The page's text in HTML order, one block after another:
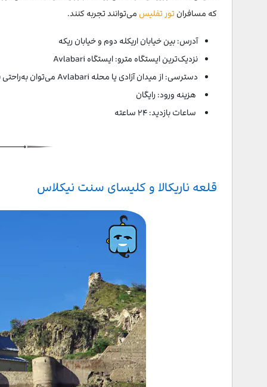
که مسافران تور تفلیس می‌توانند تجربه کنند.
آدرس: بین خیابان اریکله دوم و خیابان ریکه
نزدیک‌ترین ایستگاه مترو: ایستگاه Avlabari
دسترسی: از میدان آزادی یا محله Avlabari می‌توان به‌راحتی با پیاده‌روی یا مترو به پل رسید.
هزینه ورود: رایگان
ساعات بازدید: ۲۴ ساعته
قلعه ناریکالا و کلیسای سنت نیکلاس